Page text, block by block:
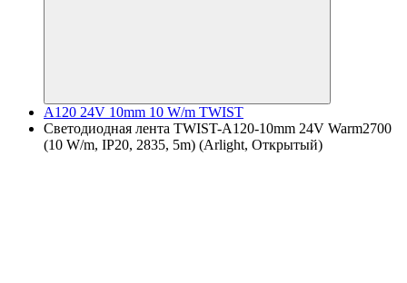
A120 24V 10mm 10 W/m TWIST
Светодиодная лента TWIST-A120-10mm 24V Warm2700
(10 W/m, IP20, 2835, 5m) (Arlight, Открытый)